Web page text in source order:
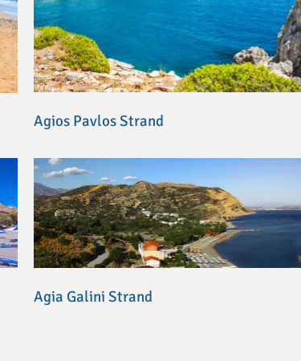
Agios Pavlos Strand
Agia Galini Strand